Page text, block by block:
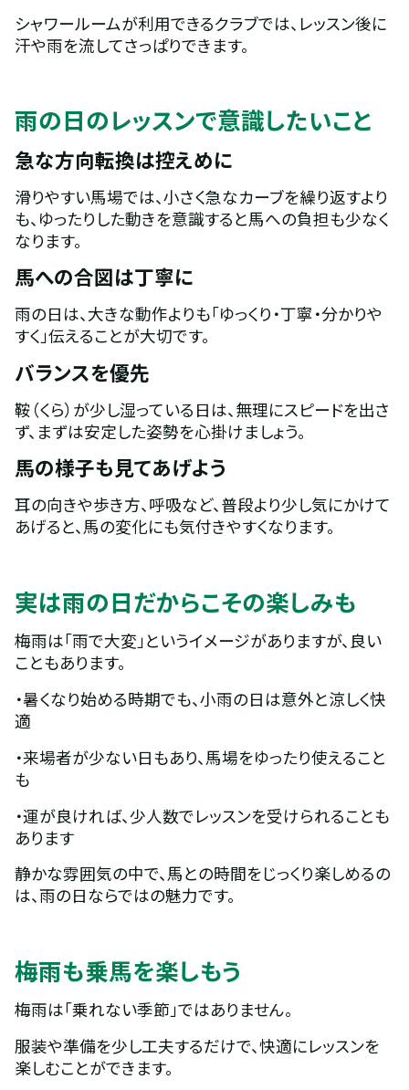
シャワールームが利用できるクラブでは、レッスン後に
汗や雨を流してさっぱりできます。
雨の日のレッスンで意識したいこと
急な方向転換は控えめに
滑りやすい馬場では、小さく急なカーブを繰り返すより
も、ゆったりした動きを意識すると馬への負担も少なく
なります。
馬への合図は丁寧に
雨の日は、大きな動作よりも「ゆっくり・丁寧・分かりや
すく」伝えることが大切です。
バランスを優先
鞍（くら）が少し湿っている日は、無理にスピードを出さ
ず、まずは安定した姿勢を心掛けましょう。
馬の様子も見てあげよう
耳の向きや歩き方、呼吸など、普段より少し気にかけて
あげると、馬の変化にも気付きやすくなります。
実は雨の日だからこその楽しみも
梅雨は「雨で大変」というイメージがありますが、良い
こともあります。
・暑くなり始める時期でも、小雨の日は意外と涼しく快
適
・来場者が少ない日もあり、馬場をゆったり使えること
も
・運が良ければ、少人数でレッスンを受けられることも
あります
静かな雰囲気の中で、馬との時間をじっくり楽しめるの
は、雨の日ならではの魅力です。
梅雨も乗馬を楽しもう
梅雨は「乗れない季節」ではありません。
服装や準備を少し工夫するだけで、快適にレッスンを
楽しむことができます。